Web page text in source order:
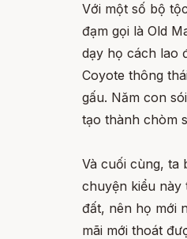
Với một số bộ
đạm gọi là Old
dạy họ cách lao
Coyote thông
gấu. Năm con
tạo thành chòm
Và cuối cùng, ta
chuyện kiểu này
đất, nên họ mới
mãi mới thoát